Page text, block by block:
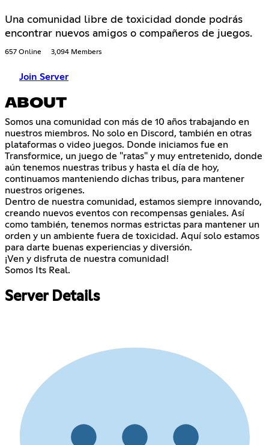
Una comunidad libre de toxicidad donde podrás
encontrar nuevos amigos o compañeros de juegos.
657 Online 3,094 Members
Join Server
ABOUT
Somos una comunidad con más de 10 años trabajando en
nuestros miembros. No solo en Discord, también en otras
plataformas o video juegos. Donde iniciamos fue en
Transformice, un juego de "ratas" y muy entretenido, donde
aún tenemos nuestras tribus y hasta el día de hoy,
continuamos manteniendo dichas tribus, para mantener
nuestros origenes.
Dentro de nuestra comunidad, estamos siempre innovando,
creando nuevos eventos con recompensas geniales. Así
como también, tenemos normas estrictas para mantener un
orden y un ambiente fuera de toxicidad. Aquí solo estamos
para darte buenas experiencias y diversión.
¡Ven y disfruta de nuestra comunidad!
Somos Its Real.
Server Details